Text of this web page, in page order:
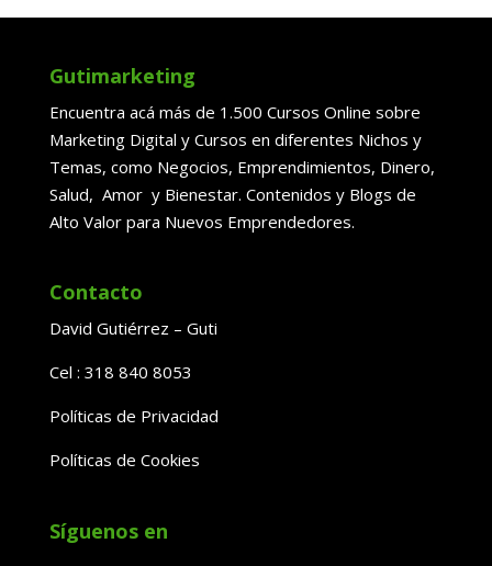
Gutimarketing
Encuentra acá más de 1.500 Cursos Online sobre
Marketing Digital y Cursos en diferentes Nichos y
Temas, como Negocios, Emprendimientos, Dinero,
Salud, Amor y Bienestar. Contenidos y Blogs de
Alto Valor para Nuevos Emprendedores.
Contacto
David Gutiérrez – Guti
Cel : 318 840 8053
Políticas de Privacidad
Políticas de Cookies
Síguenos en